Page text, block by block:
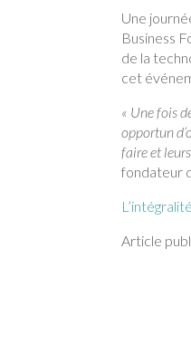
Une
Business
de la
cet
« Une fois
opportun
faire et
fondateur
Article